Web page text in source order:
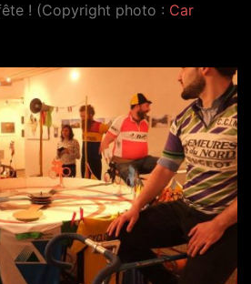
! (Copyright photo : Car